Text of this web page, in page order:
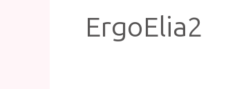
ErgoElia2